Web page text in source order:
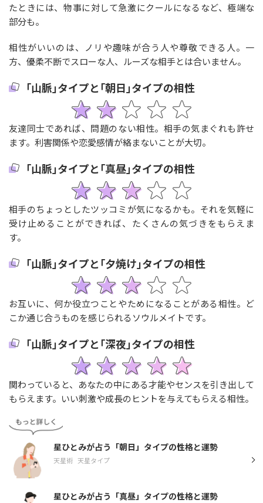
たときには、物事に対して急激にクールになるなど、極端な
部分も。
相性がいいのは、ノリや趣味が合う人や尊敬できる人。一
方、優柔不断でスローな人、ルーズな相手とは合いません。
｢山脈｣タイプと｢朝日｣タイプの相性
友達同士であれば、問題のない相性。相手の気まぐれも許せ
ます。利害関係や恋愛感情が絡まないことが大切。
｢山脈｣タイプと｢真昼｣タイプの相性
相手のちょっとしたツッコミが気になるかも。それを気軽に
受け止めることができれば、たくさんの気づきをもらえま
す。
｢山脈｣タイプと｢夕焼け｣タイプの相性
お互いに、何か役立つことやためになることがある相性。ど
こか通じ合うものを感じられるソウルメイトです。
｢山脈｣タイプと｢深夜｣タイプの相性
関わっていると、あなたの中にある才能やセンスを引き出して
もらえます。いい刺激や成長のヒントを与えてもらえる相性。
星ひとみが占う「朝日」タイプの性格と運勢
天星術 天星タイプ
星ひとみが占う「真昼」タイプの性格と運勢